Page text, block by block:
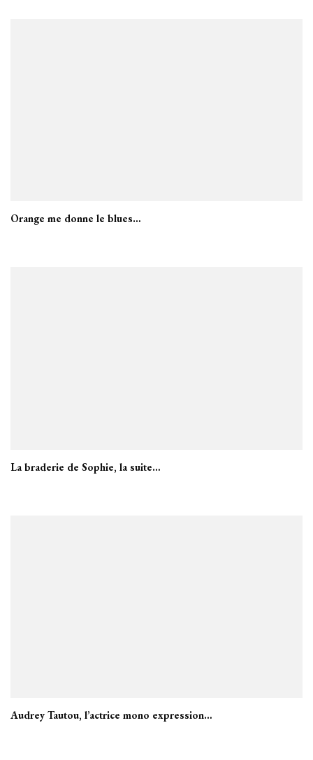
Orange me donne le blues…
La braderie de Sophie, la suite…
Audrey Tautou, l’actrice mono expression…